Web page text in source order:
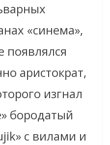
«синема»,
появлялся
аристократ,
изгнал
бородатый
с вилами и